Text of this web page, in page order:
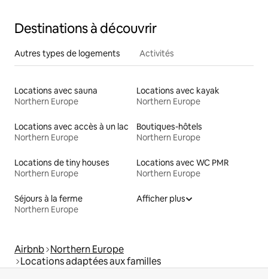
Destinations à découvrir
Autres types de logements Activités
Locations avec sauna
Northern Europe
Locations avec kayak
Northern Europe
Locations avec accès à un lac
Northern Europe
Boutiques-hôtels
Northern Europe
Locations de tiny houses
Northern Europe
Locations avec WC PMR
Northern Europe
Séjours à la ferme
Northern Europe
Afficher plus
Airbnb Northern Europe
Locations adaptées aux familles